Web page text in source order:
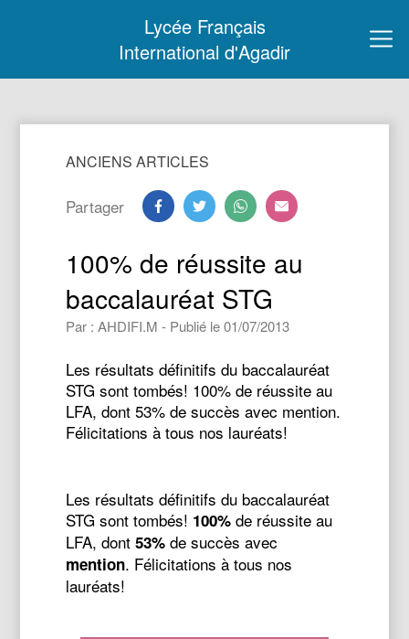
Lycée Français
International d'Agadir
ANCIENS ARTICLES
Partager
100% de réussite au
baccalauréat STG
Par : AHDIFI.M - Publié le 01/07/2013
Les résultats définitifs du baccalauréat
STG sont tombés! 100% de réussite au
LFA, dont 53% de succès avec mention.
Félicitations à tous nos lauréats!
Les résultats définitifs du baccalauréat
STG sont tombés! 100% de réussite au
LFA, dont53% de succès avec
mention. Félicitations à tous nos
lauréats!